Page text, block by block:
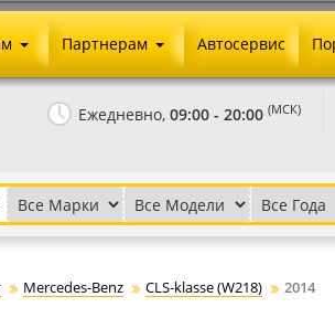
Ежедневно, 09:00 - 20:00 (МСК)
заказ
на авто
директору
Партнерам
Агентское вознаграждение
Скачать прайс
Автосервис
Mercedes-Benz CLS-klasse (W218) 2014